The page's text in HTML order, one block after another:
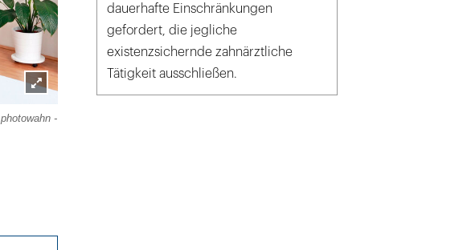
öffnen
photowahn -
dauerhafte Einschränkungen
gefordert, die jegliche
existenzsichernde zahnärztliche
Tätigkeit ausschließen.